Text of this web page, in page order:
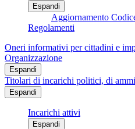
Espandi
Aggiornamento
Regolamenti
Oneri informativi per cittadini e
Organizzazione
Espandi
Titolari di incarichi politici, di
Espandi
Incarichi attivi
Espandi